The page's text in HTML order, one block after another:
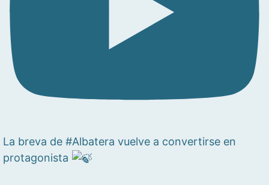
La breva de #Albatera vuelve a convertirse en
protagonista